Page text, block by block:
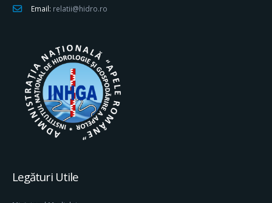
Email: relatii@hidro.ro
Legături Utile